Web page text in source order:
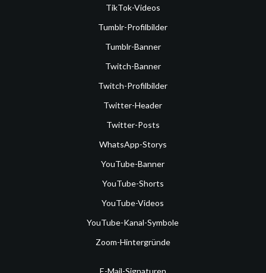
TikTok-Videos
Tumblr-Profilbilder
Tumblr-Banner
Twitch-Banner
Twitch-Profilbilder
Twitter-Header
Twitter-Posts
WhatsApp-Storys
YouTube-Banner
YouTube-Shorts
YouTube-Videos
YouTube-Kanal-Symbole
Zoom-Hintergründe
E-Mail-Signaturen